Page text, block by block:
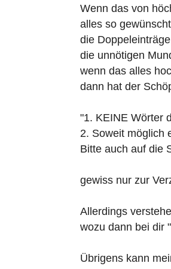
Wenn das von
alles so
die
die unnötigen
wenn das alles
dann hat der
"1. KEINE Wörter
2. Soweit möglich
Bitte auch auf die
gewiss nur zur
Allerdings
wozu dann bei dir
Übrigens kann